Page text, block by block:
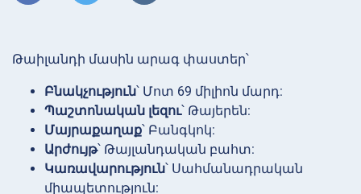
Թաիլանդի մասին արագ փաստեր՝
Բնակչություն՝ Մոտ 69 միլիոն մարդ:
Պաշտոնական լեզու՝ Թայերեն:
Մայրաքաղաք՝ Բանգկոկ:
Արժույթ՝ Թայլանդական բահտ:
Կառավարություն՝ Սահմանադրական
միապետություն: